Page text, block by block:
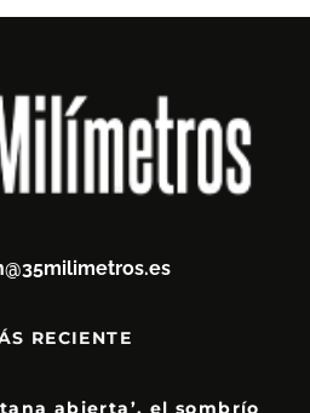
RECIENTE
abierta’, el sombrío